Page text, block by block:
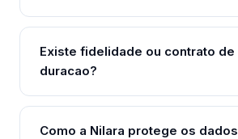
Existe fidelidade ou contrato de
duracao?
Como a Nilara protege os